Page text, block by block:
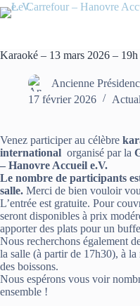
Passer
au
Karaoké – 13 mars 2026 – 19h
Ancienne
17 février 2026
Venez participer au célèbre
international organisé par la
– Hanovre Accueil e.V.
Le nombre de participants
salle. Merci de bien vouloir
L’entrée est gratuite. Pour
seront disponibles à prix
apporter des plats pour un
Nous recherchons également
la salle (à partir de 17h30), à
des boissons.
Nous espérons vous voir
ensemble !